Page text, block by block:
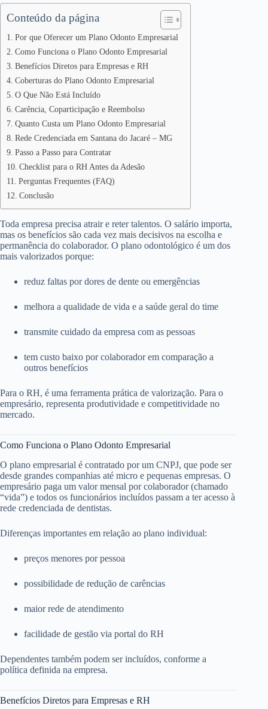
Conteúdo da página
Por que Oferecer um Plano Odonto Empresarial
Como Funciona o Plano Odonto Empresarial
Benefícios Diretos para Empresas e RH
Coberturas do Plano Odonto Empresarial
O Que Não Está Incluído
Carência, Coparticipação e Reembolso
Quanto Custa um Plano Odonto Empresarial
Rede Credenciada em Santana do Jacaré – MG
Passo a Passo para Contratar
Checklist para o RH Antes da Adesão
Perguntas Frequentes (FAQ)
Conclusão
Toda empresa precisa atrair e reter talentos. O salário importa,
mas os benefícios são cada vez mais decisivos na escolha e
permanência do colaborador. O plano odontológico é um dos
mais valorizados porque:
reduz faltas por dores de dente ou emergências
melhora a qualidade de vida e a saúde geral do time
transmite cuidado da empresa com as pessoas
tem custo baixo por colaborador em comparação a
outros benefícios
Para o RH, é uma ferramenta prática de valorização. Para o
empresário, representa produtividade e competitividade no
mercado.
Como Funciona o Plano Odonto Empresarial
O plano empresarial é contratado por um CNPJ, que pode ser
desde grandes companhias até micro e pequenas empresas. O
empresário paga um valor mensal por colaborador (chamado
“vida”) e todos os funcionários incluídos passam a ter acesso à
rede credenciada de dentistas.
Diferenças importantes em relação ao plano individual:
preços menores por pessoa
possibilidade de redução de carências
maior rede de atendimento
facilidade de gestão via portal do RH
Dependentes também podem ser incluídos, conforme a
política definida na empresa.
Benefícios Diretos para Empresas e RH